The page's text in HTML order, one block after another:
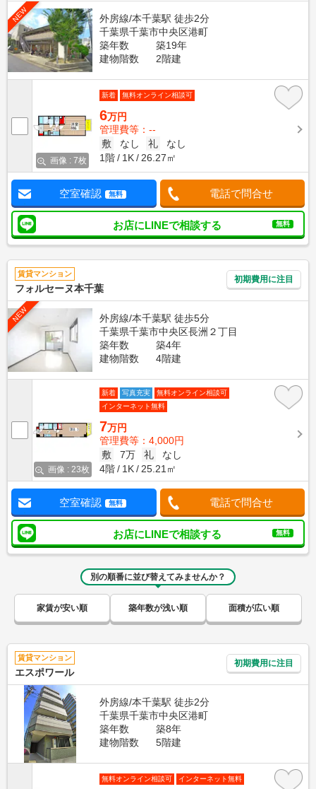
NEW
外房線/本千葉駅 徒歩2分
千葉県千葉市中央区港町
築年数
築19年
建物階数
2階建
画像 : 7枚
新着 無料オンライン相談可
6万円
管理費等：--
敷
なし 礼
なし
1階
1K 26.27㎡
空室確認 無料 電話で問合せ
お店にLINEで相談する 無料
賃貸マンション
フォルセーヌ本千葉
初期費用に注目
NEW
外房線/本千葉駅 徒歩5分
千葉県千葉市中央区長洲２丁目
築年数
築4年
建物階数
4階建
画像 : 23枚
新着 写真充実
無料オンライン相談可
インターネット無料
7万円
管理費等：4,000円
敷
7万 礼
なし
4階
1K 25.21㎡
空室確認 無料 電話で問合せ
お店にLINEで相談する 無料
別の順番に並び替えてみませんか？
家賃が安い順 築年数が浅い順 面積が広い順
賃貸マンション
エスポワール
初期費用に注目
外房線/本千葉駅 徒歩2分
千葉県千葉市中央区港町
築年数
築8年
建物階数
5階建
無料オンライン相談可 インターネット無料